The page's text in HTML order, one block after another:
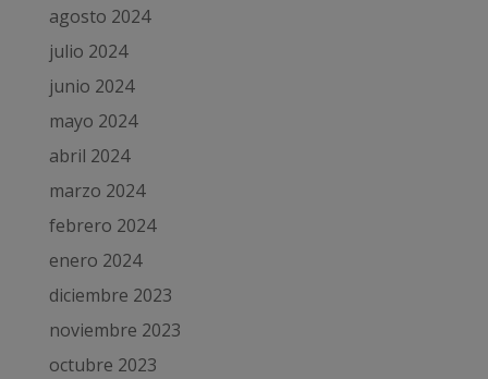
agosto 2024
julio 2024
junio 2024
mayo 2024
abril 2024
marzo 2024
febrero 2024
enero 2024
diciembre 2023
noviembre 2023
octubre 2023